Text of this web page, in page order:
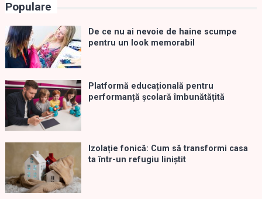
Populare
De ce nu ai nevoie de haine scumpe
pentru un look memorabil
Platformă educațională pentru
performanță școlară îmbunătățită
Izolație fonică: Cum să transformi casa
ta într-un refugiu liniștit